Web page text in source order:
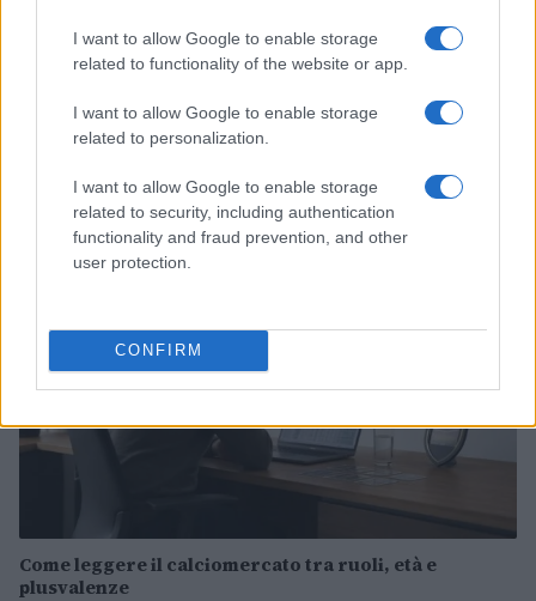
I want to allow Google to enable storage
related to functionality of the website or app.
I want to allow Google to enable storage
related to personalization.
I want to allow Google to enable storage
related to security, including authentication
functionality and fraud prevention, and other
user protection.
CONFIRM
Migliori siti streaming calcio legale: guida passo per
Ilaria Mauri · 10 Ago 2026
CALCIO
Come leggere il calciomercato tra ruoli, età e
plusvalenze